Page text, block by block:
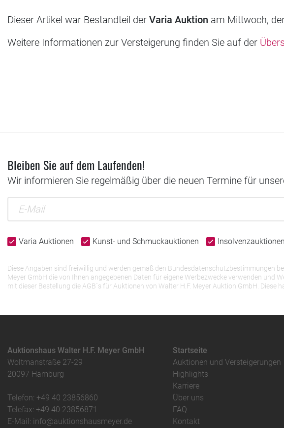
Dieser Artikel war Bestandteil der Varia Auktion am Mittwoch,
Weitere Informationen zur Versteigerung finden Sie auf der
Bleiben Sie auf dem Laufenden!
Wir informieren Sie regelmäßig über die neuen Termine für
Varia Auktionen Kunst- und Schmuckauktionen
Diese Angaben sind freiwillig und werden gemäß den Bundesdatenschutzbestimmungen
Meyer GmbH die von Ihnen angegebenen Daten für eigene Werbezwecke verwenden
mit dieser Bestellung die AGB`s für Auktionen von Walter H.F. Meyer Auktion GmbH.
Auktionshaus Walter H.F. Meyer GmbH
Woltmanstraße 27-29
20097 Hamburg
Telefon: +49 40 23856860
Telefax: +49 40 23856871
E-Mail: info@auktionshausmeyer.de
Startseite
Auktionen und Versteigerungen
Highlights
Karriere
Über uns
FAQ
Kontakt